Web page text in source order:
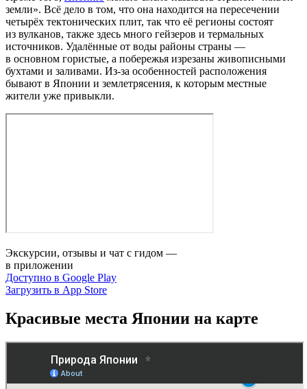
земли». Всё дело в том, что она находится на пересечении
четырёх тектонических плит, так что её регионы состоят
из вулканов, также здесь много гейзеров и термальных
источников. Удалённые от воды районы страны —
в основном гористые, а побережья изрезаны живописными
бухтами и заливами. Из‑за особенностей расположения
бывают в Японии и землетрясения, к которым местные
жители уже привыкли.
Экскурсии, отзывы и чат с гидом —
в приложении
Доступно в Google Play
Загрузить в App Store
Красивые места Японии на карте